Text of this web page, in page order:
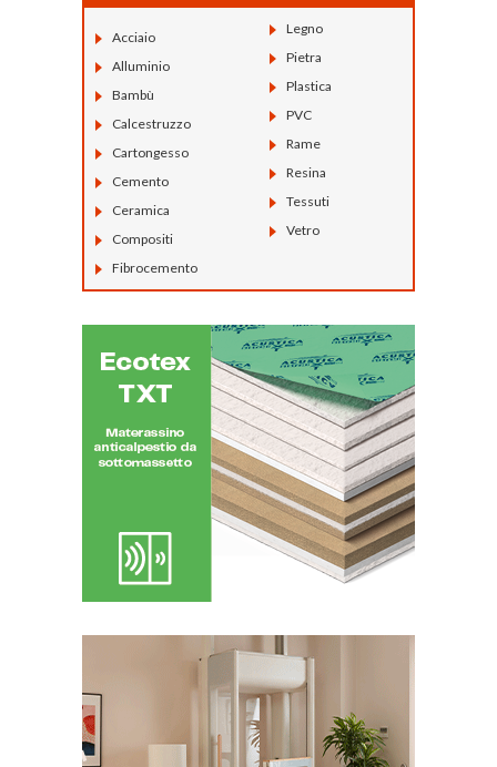
Acciaio
Alluminio
Bambù
Calcestruzzo
Cartongesso
Cemento
Ceramica
Compositi
Fibrocemento
Legno
Pietra
Plastica
PVC
Rame
Resina
Tessuti
Vetro